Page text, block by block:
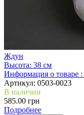
Ждун
Высота: 38 см
Информация о товаре :
Артикул: 0503-0023
В наличии
585.00 грн
Подробнее